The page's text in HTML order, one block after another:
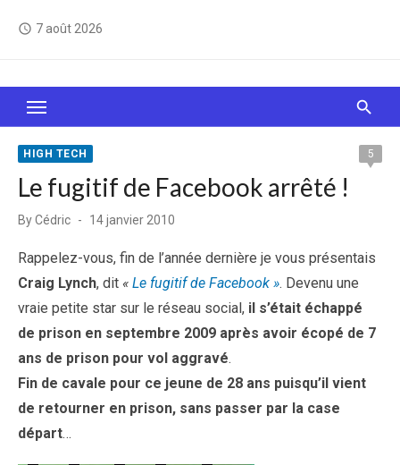
access_time 7 août 2026
Le Web, c'est comme une boîte de chocolats… On
sait jamais sur quoi on va tomber !
HIGH TECH 5
Le fugitif de Facebook arrêté !
ByCédric
Posted
14 janvier 2010
Rappelez-vous, fin de l’année dernière je vous présentais
Craig Lynch, dit « Le fugitif de Facebook ». Devenu une
vraie petite star sur le réseau social, il s’était échappé
de prison en septembre 2009 après avoir écopé de 7
ans de prison pour vol aggravé.
Fin de cavale pour ce jeune de 28 ans puisqu’il vient
de retourner en prison, sans passer par la case
départ…